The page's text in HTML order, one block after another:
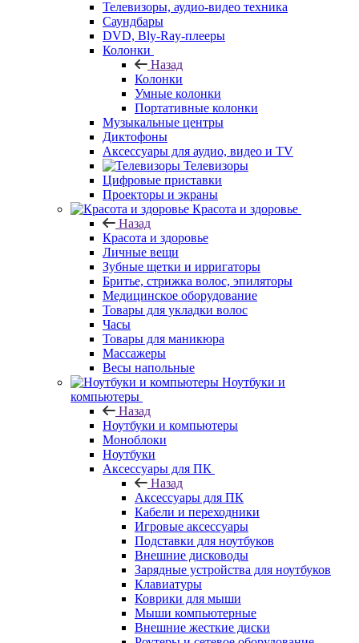
Телевизоры, аудио-видео техника
Саундбары
DVD, Bly-Ray-плееры
Колонки
Назад
Колонки
Умные колонки
Портативные колонки
Музыкальные центры
Диктофоны
Аксессуары для аудио, видео и TV
Телевизоры
Цифровые приставки
Проекторы и экраны
Красота и здоровье
Назад
Красота и здоровье
Личные вещи
Зубные щетки и ирригаторы
Бритье, стрижка волос, эпиляторы
Медицинское оборудование
Товары для укладки волос
Часы
Товары для маникюра
Массажеры
Весы напольные
Ноутбуки и
компьютеры
Назад
Ноутбуки и компьютеры
Моноблоки
Ноутбуки
Аксессуары для ПК
Назад
Аксессуары для ПК
Кабели и переходники
Игровые аксессуары
Подставки для ноутбуков
Внешние дисководы
Зарядные устройства для ноутбуков
Клавиатуры
Коврики для мыши
Мыши компьютерные
Внешние жесткие диски